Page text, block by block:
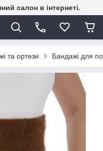
салон в інтернеті.
та ортези Бандажі для